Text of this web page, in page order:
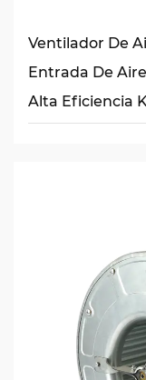
Ventilador De
Entrada De
Alta Eficiencia